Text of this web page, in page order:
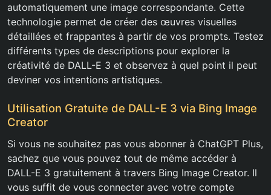
automatiquement une image correspondante. Cette
technologie permet de créer des œuvres visuelles
détaillées et frappantes à partir de vos prompts. Testez
différents types de descriptions pour explorer la
créativité de DALL-E 3 et observez à quel point il peut
deviner vos intentions artistiques.
Utilisation Gratuite de DALL-E 3 via Bing Image
Creator
Si vous ne souhaitez pas vous abonner à ChatGPT Plus,
sachez que vous pouvez tout de même accéder à
DALL-E 3 gratuitement à travers Bing Image Creator. Il
vous suffit de vous connecter avec votre compte